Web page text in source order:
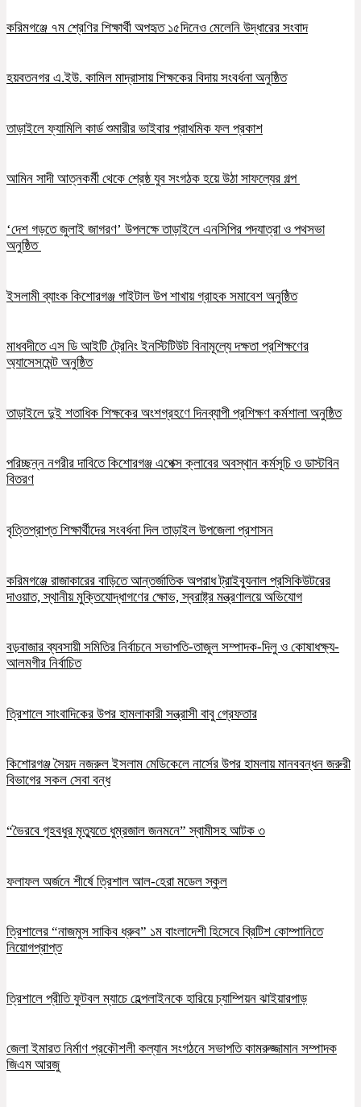
করিমগঞ্জে ৭ম শ্রেণির শিক্ষার্থী অপহৃত ১৫দিনেও মেলেনি উদ্ধারের সংবাদ
হয়বতনগর এ.ইউ. কামিল মাদ্রাসায় শিক্ষকের বিদায় সংবর্ধনা অনুষ্ঠিত
তাড়াইলে ফ্যামিলি কার্ড শুমারীর ভাইবার প্রাথমিক ফল প্রকাশ
আমিন সাদী আত্নকর্মী থেকে শ্রেষ্ঠ যুব সংগঠক হয়ে উঠা সাফল্যের গল্প
‘দেশ গড়তে জুলাই জাগরণ’ উপলক্ষে তাড়াইলে এনসিপির পদযাত্রা ও পথসভা
অনুষ্ঠিত
ইসলামী ব্যাংক কিশোরগঞ্জ গাইটাল উপ শাখায় গ্রাহক সমাবেশ অনুষ্ঠিত
মাধবদীতে এস ডি আইটি ট্রেনিং ইনস্টিটিউট বিনামূল্যে দক্ষতা প্রশিক্ষণের
অ্যাসেসমেন্ট অনুষ্ঠিত
তাড়াইলে দুই শতাধিক শিক্ষকের অংশগ্রহণে দিনব্যাপী প্রশিক্ষণ কর্মশালা অনুষ্ঠিত
পরিচ্ছন্ন নগরীর দাবিতে কিশোরগঞ্জ এপেক্স ক্লাবের অবস্থান কর্মসূচি ও ডাস্টবিন
বিতরণ
বৃত্তিপ্রাপ্ত শিক্ষার্থীদের সংবর্ধনা দিল তাড়াইল উপজেলা প্রশাসন
করিমগঞ্জে রাজাকারের বাড়িতে আন্তর্জাতিক অপরাধ ট্রাইব্যুনাল প্রসিকিউটরের
দাওয়াত, স্থানীয় মুক্তিযোদ্ধাগণের ক্ষোভ, স্বরাষ্ট্র মন্ত্রণালয়ে অভিযোগ
বড়বাজার ব্যবসায়ী সমিতির নির্বাচনে সভাপতি-তাজুল সম্পাদক-দিলু ও কোষাধক্ষ্য-
আলমগীর নির্বাচিত
ত্রিশালে সাংবাদিকের উপর হামলাকারী সন্ত্রাসী বাবু গ্রেফতার
কিশোরগঞ্জ সৈয়দ নজরুল ইসলাম মেডিকেলে নার্সের উপর হামলায় মানববন্ধন জরুরী
বিভাগের সকল সেবা বন্ধ
“ভৈরবে গৃহবধুর মৃত্যুতে ধুম্রজাল জনমনে” স্বামীসহ আটক ৩
ফলাফল অর্জনে শীর্ষে ত্রিশাল আল-হেরা মডেল স্কুল
ত্রিশালের “নাজমুস সাকিব ধ্রুব” ১ম বাংলাদেশী হিসেবে ব্রিটিশ কোম্পানিতে
নিয়োগপ্রাপ্ত
ত্রিশালে প্রীতি ফুটবল ম্যাচে হেল্পলাইনকে হারিয়ে চ্যাম্পিয়ন ঝাইয়ারপাড়
জেলা ইমারত নির্মাণ প্রকৌশলী কল্যান সংগঠনে সভাপতি কামরুজ্জামান সম্পাদক
জিএম আরজু